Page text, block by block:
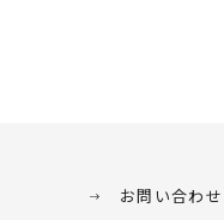
お問い合わせ